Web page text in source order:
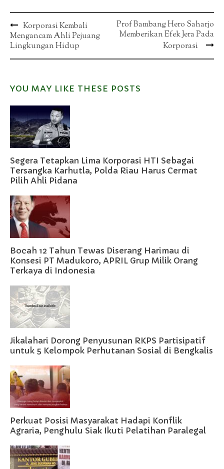
Post
navigation
Korporasi Kembali
Mengancam Ahli Pejuang
Lingkungan Hidup
Prof Bambang Hero Saharjo
Memberikan Efek Jera Pada
Korporasi
YOU MAY LIKE THESE POSTS
Segera Tetapkan Lima Korporasi HTI Sebagai
Tersangka Karhutla, Polda Riau Harus Cermat
Pilih Ahli Pidana
Bocah 12 Tahun Tewas Diserang Harimau di
Konsesi PT Madukoro, APRIL Grup Milik Orang
Terkaya di Indonesia
Jikalahari Dorong Penyusunan RKPS Partisipatif
untuk 5 Kelompok Perhutanan Sosial di Bengkalis
Perkuat Posisi Masyarakat Hadapi Konflik
Agraria, Penghulu Siak Ikuti Pelatihan Paralegal